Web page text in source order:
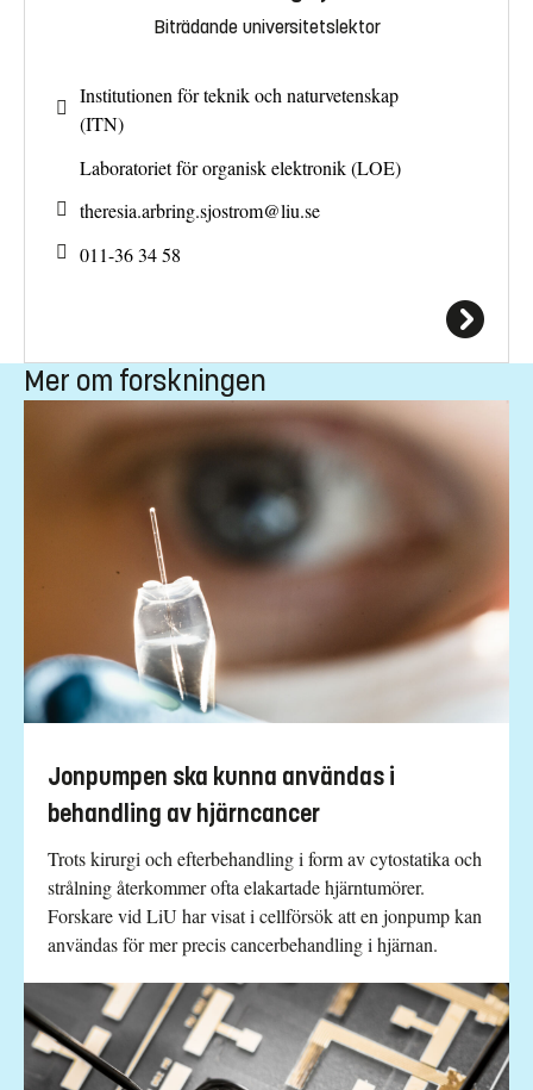
Biträdande universitetslektor
Institutionen för teknik och naturvetenskap
(ITN)
Laboratoriet för organisk elektronik (LOE)
theresia.arbring.sjostrom@liu.se
011-36 34 58
Mer om forskningen
Jonpumpen ska kunna användas i
behandling av hjärncancer
Trots kirurgi och efterbehandling i form av cytostatika och
strålning återkommer ofta elakartade hjärntumörer.
Forskare vid LiU har visat i cellförsök att en jonpump kan
användas för mer precis cancerbehandling i hjärnan.